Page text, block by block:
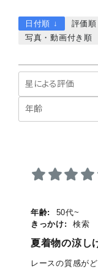
日付順 ↓ 評価順
写真・動画付き順
年齢:
50代~
きっかけ:
検索
夏着物の涼し
レースの質感が